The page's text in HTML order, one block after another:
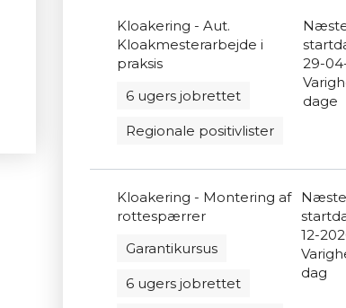
Kloakering - Aut.
Kloakmesterarbejde i
praksis
6 ugers jobrettet
Regionale positivlister
29-
dage
Kloakering - Montering af
rottespærrer
Garantikursus
6 ugers jobrettet
Næste
12-
dag